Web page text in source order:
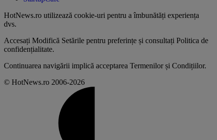
HotNews.ro utilizează cookie-uri pentru a îmbunătăți experiența
dvs.
Accesați Modifică Setările pentru preferințe și consultați Politica de
confidențialitate.
Continuarea navigării implică acceptarea Termenilor și Condițiilor.
© HotNews.ro 2006-2026